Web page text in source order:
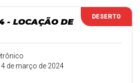
DESERTO
- LOCAÇÃO DE
de março de 2024